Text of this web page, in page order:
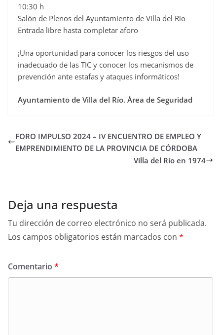
10:30 h
Salón de Plenos del Ayuntamiento de Villa del Río
Entrada libre hasta completar aforo
¡Una oportunidad para conocer los riesgos del uso
inadecuado de las TIC y conocer los mecanismos de
prevención ante estafas y ataques informáticos!
Ayuntamiento de Villa del Río. Área de Seguridad
FORO IMPULSO 2024 – IV ENCUENTRO DE EMPLEO Y
EMPRENDIMIENTO DE LA PROVINCIA DE CÓRDOBA
Villa del Río en 1974
Deja una respuesta
Tu dirección de correo electrónico no será publicada.
Los campos obligatorios están marcados con *
Comentario *